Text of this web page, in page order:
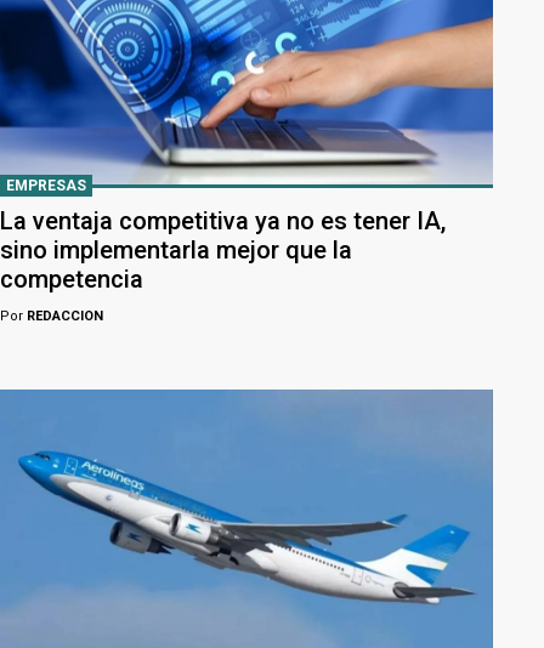
EMPRESAS
La ventaja competitiva ya no es tener IA,
sino implementarla mejor que la
competencia
Por REDACCION